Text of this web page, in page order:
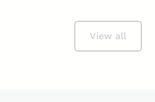
View all